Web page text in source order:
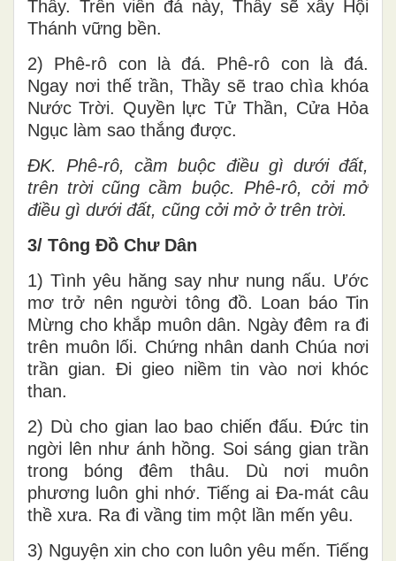
Thầy. Trên viên đá này, Thầy sẽ xây Hội
Thánh vững bền.
2) Phê-rô con là đá. Phê-rô con là đá.
Ngay nơi thế trần, Thầy sẽ trao chìa khóa
Nước Trời. Quyền lực Tử Thần, Cửa Hỏa
Ngục làm sao thắng được.
ĐK.
Phê-rô, cầm buộc điều gì dưới đất,
trên trời cũng cầm buộc. Phê-rô, cởi mở
điều gì dưới đất, cũng cởi mở ở trên trời.
3/ Tông Đồ Chư Dân
1) Tình yêu hăng say như nung nấu. Ước
mơ trở nên người tông đồ. Loan báo Tin
Mừng cho khắp muôn dân. Ngày đêm ra đi
trên muôn lối. Chứng nhân danh Chúa nơi
trần gian. Đi gieo niềm tin vào nơi khóc
than.
2) Dù cho gian lao bao chiến đấu. Đức tin
ngời lên như ánh hồng. Soi sáng gian trần
trong bóng đêm thâu. Dù nơi muôn
phương luôn ghi nhớ. Tiếng ai Đa-mát câu
thề xưa. Ra đi vầng tim một lần mến yêu.
3) Nguyện xin cho con luôn yêu mến. Tiếng